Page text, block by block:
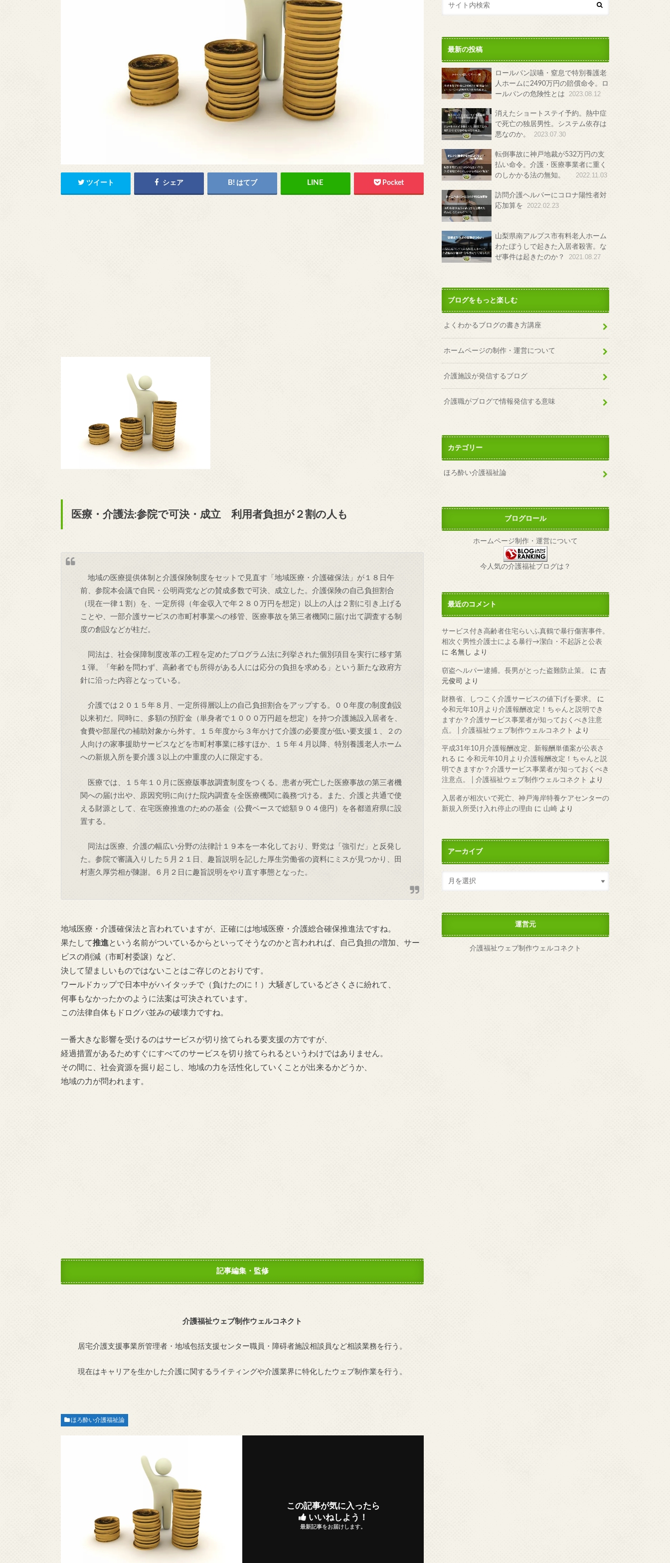
ツイート シェア はてブ Pocket
医療・介護法:参院で可決・成立 利用者負担が２割の人も
地域の医療提供体制と介護保険制度をセットで見直す「地域医療・介護確保法」が１８日午
前、参院本会議で自民・公明両党などの賛成多数で可決、成立した。介護保険の自己負担割合
（現在一律１割）を、一定所得（年金収入で年２８０万円を想定）以上の人は２割に引き上げる
ことや、一部介護サービスの市町村事業への移管、医療事故を第三者機関に届け出て調査する制
度の創設などが柱だ。
同法は、社会保障制度改革の工程を定めたプログラム法に列挙された個別項目を実行に移す第
１弾。「年齢を問わず、高齢者でも所得がある人には応分の負担を求める」という新たな政府方
針に沿った内容となっている。
介護では２０１５年８月、一定所得層以上の自己負担割合をアップする。００年度の制度創設
以来初だ。同時に、多額の預貯金（単身者で１０００万円超を想定）を持つ介護施設入居者を、
食費や部屋代の補助対象から外す。１５年度から３年かけて介護の必要度が低い要支援１、２の
人向けの家事援助サービスなどを市町村事業に移すほか、１５年４月以降、特別養護老人ホーム
への新規入所を要介護３以上の中重度の人に限定する。
医療では、１５年１０月に医療版事故調査制度をつくる。患者が死亡した医療事故の第三者機
関への届け出や、原因究明に向けた院内調査を全医療機関に義務づける。また、介護と共通で使
える財源として、在宅医療推進のための基金（公費ベースで総額９０４億円）を各都道府県に設
置する。
同法は医療、介護の幅広い分野の法律計１９本を一本化しており、野党は「強引だ」と反発し
た。参院で審議入りした５月２１日、趣旨説明を記した厚生労働省の資料にミスが見つかり、田
村憲久厚労相が陳謝。６月２日に趣旨説明をやり直す事態となった。
地域医療・介護確保法と言われていますが、正確には地域医療・介護総合確保推進法ですね。
果たして推進という名前がついているからといってそうなのかと言われれば、自己負担の増加、サー
ビスの削減（市町村委譲）など、
決して望ましいものではないことはご存じのとおりです。
ワールドカップで日本中がハイタッチで（負けたのに！）大騒ぎしているどさくさに紛れて、
何事もなかったかのように法案は可決されています。
この法律自体もドログバ並みの破壊力ですね。
一番大きな影響を受けるのはサービスが切り捨てられる要支援の方ですが、
経過措置があるためすぐにすべてのサービスを切り捨てられるというわけではありません。
その間に、社会資源を掘り起こし、地域の力を活性化していくことが出来るかどうか、
地域の力が問われます。
記事編集・監修
介護福祉ウェブ制作ウェルコネクト
居宅介護支援事業所管理者・地域包括支援センター職員・障碍者施設相談員など相談業務を行う。
現在はキャリアを生かした介護に関するライティングや介護業界に特化したウェブ制作業を行う。
ほろ酔い介護福祉論
この記事が気に入ったら
いいねしよう！
最新記事をお届けします。
最新の投稿
ロールパン誤嚥・窒息で特別養護老
人ホームに2490万円の賠償命令。ロ
ールパンの危険性とは
2023.08.12
消えたショートステイ予約。熱中症
で死亡の独居男性。システム依存は
悪なのか。
2023.07.30
転倒事故に神戸地裁が532万円の支
払い命令。介護・医療事業者に重く
のしかかる法の無知。
2022.11.03
訪問介護ヘルパーにコロナ陽性者対
応加算を
2022.02.23
山梨県南アルプス市有料老人ホーム
わたぼうしで起きた入居者殺害。な
ぜ事件は起きたのか？
2021.08.27
ブログをもっと楽しむ
よくわかるブログの書き方講座
ホームページの制作・運営について
介護施設が発信するブログ
介護職がブログで情報発信する意味
カテゴリー
ほろ酔い介護福祉論
ブログロール
ホームページ制作・運営について
今人気の介護福祉ブログは？
最近のコメント
サービス付き高齢者住宅らいふ真鶴で暴行傷害事件。
相次ぐ男性介護士による暴行→潔白・不起訴と公表
に 名無し より
窃盗ヘルパー逮捕。長男がとった盗難防止策。 に 吉
元俊司 より
財務省、しつこく介護サービスの値下げを要求。
に
令和元年10月より介護報酬改定！ちゃんと説明でき
ますか？介護サービス事業者が知っておくべき注意
点。 | 介護福祉ウェブ制作ウェルコネクト より
平成31年10月介護報酬改定、新報酬単価案が公表さ
れる に 令和元年10月より介護報酬改定！ちゃんと説
明できますか？介護サービス事業者が知っておくべき
注意点。 | 介護福祉ウェブ制作ウェルコネクト より
入居者が相次いで死亡、神戸海岸特養ケアセンターの
新規入所受け入れ停止の理由 に 山崎 より
アーカイブ
運営元
介護福祉ウェブ制作ウェルコネクト